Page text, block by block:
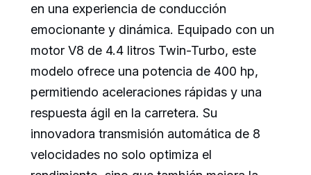
en una experiencia de conducción
emocionante y dinámica. Equipado con un
motor V8 de 4.4 litros Twin-Turbo, este
modelo ofrece una potencia de 400 hp,
permitiendo aceleraciones rápidas y una
respuesta ágil en la carretera. Su
innovadora transmisión automática de 8
velocidades no solo optimiza el